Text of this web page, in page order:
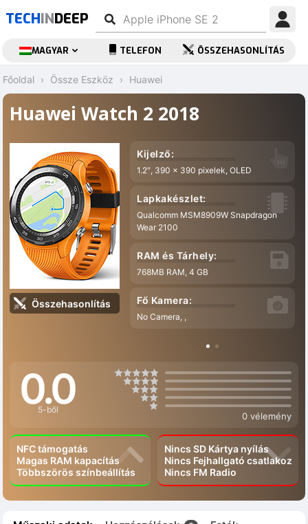
TECHINDEEP
MAGYAR TELEFON ÖSSZEHASONLÍTÁS
Főoldal Össze Eszköz Huawei
Huawei Watch 2 2018
Összehasonlítás
Kijelző:
1.2″, 390 x 390 pixelek, OLED
Lapkakészlet:
Qualcomm MSM8909W Snapdragon
Wear 2100
RAM és Tárhely:
768MB RAM, 4 GB
Fő Kamera:
No Camera, ,
0.0
5-ből
0 vélemény
NFC támogatás
Magas RAM kapacítás
Többszörös színbeállítás
Nincs SD Kártya nyílás
Nincs Fejhallgató csatlakozó
Nincs FM Radio